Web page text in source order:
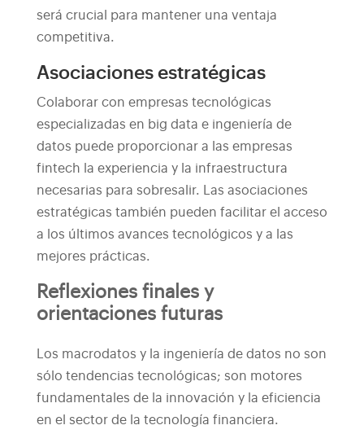
será crucial para mantener una ventaja
competitiva.
Asociaciones estratégicas
Colaborar con empresas tecnológicas
especializadas en big data e ingeniería de
datos puede proporcionar a las empresas
fintech la experiencia y la infraestructura
necesarias para sobresalir. Las asociaciones
estratégicas también pueden facilitar el acceso
a los últimos avances tecnológicos y a las
mejores prácticas.
Reflexiones finales y
orientaciones futuras
Los macrodatos y la ingeniería de datos no son
sólo tendencias tecnológicas; son motores
fundamentales de la innovación y la eficiencia
en el sector de la tecnología financiera.